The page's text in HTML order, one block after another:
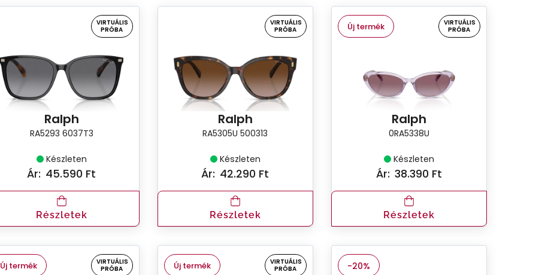
VIRTUÁLIS
PRÓBA
Ralph
RA5293 6037T3
Készleten
Ár: 45.590 Ft
Részletek
VIRTUÁLIS
PRÓBA
Ralph
RA5305U 500313
Készleten
Ár: 42.290 Ft
Részletek
Új termék
VIRTUÁLIS
PRÓBA
Ralph
0RA5338U
Készleten
Ár: 38.390 Ft
Részletek
Új termék
VIRTUÁLIS
PRÓBA
Új termék
VIRTUÁLIS
PRÓBA
-20%